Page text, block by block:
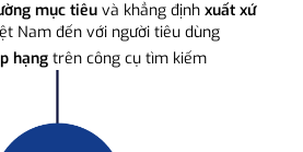
mục tiêuvà khẳng định xuất xứ
Nam đến với người tiêu dùng
hạng trên công cụ tìm kiếm